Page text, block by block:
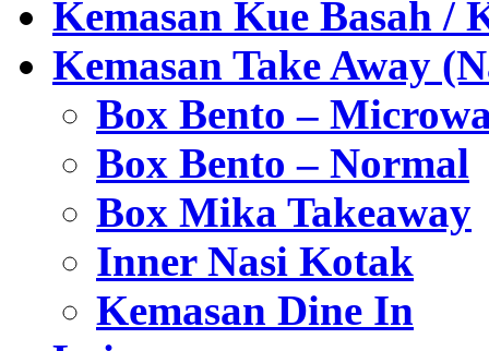
Kemasan Kue Basah /
Kemasan Take Away
Box Bento –
Box Bento – Normal
Box Mika Takeaway
Inner Nasi Kotak
Kemasan Dine In